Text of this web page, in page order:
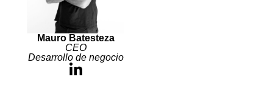
Mauro Batesteza
CEO
Desarrollo de negocio